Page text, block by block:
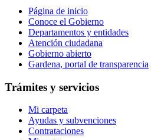
Página de inicio
Conoce el Gobierno
Departamentos y entidades
Atención ciudadana
Gobierno abierto
Gardena, portal de transparencia
Trámites y servicios
Mi carpeta
Ayudas y subvenciones
Contrataciones